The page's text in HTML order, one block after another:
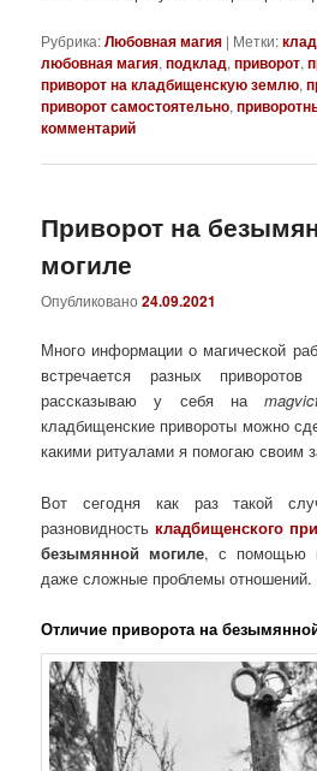
Рубрика:Любовная магия | Метки:
любовная магия,подклад,приворот,
приворот на кладбищенскую землю,
приворот самостоятельно,
комментарий
Приворот на
могиле
Опубликовано24.09.2021
Много информации о магической
встречается разных
рассказываю у себя на
кладбищенские привороты можно
какими ритуалами я помогаю своим
Вот сегодня как раз такой
разновидность кладбищенского
безымянной могиле, с помощью
даже сложные проблемы отношений.
Отличие приворота на